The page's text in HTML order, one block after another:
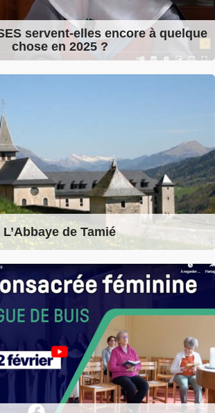
servent-elles encore à quelque
chose en 2025 ?
L’Abbaye de Tamié